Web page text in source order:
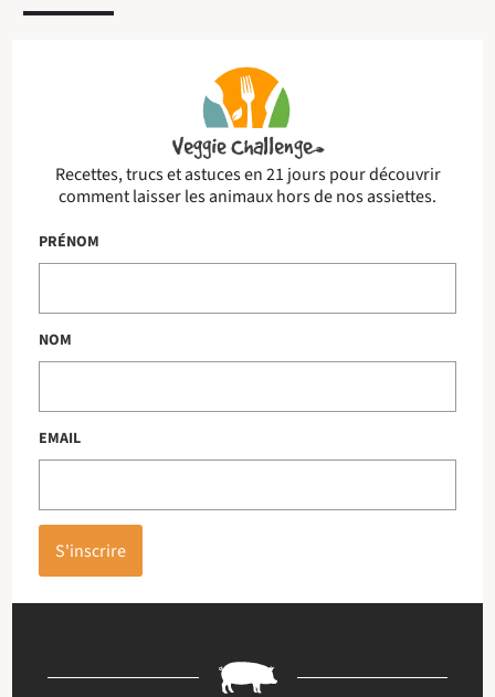
Recettes, trucs et astuces en 21 jours pour découvrir
comment laisser les animaux hors de nos assiettes.
PRÉNOM
NOM
EMAIL
S'inscrire